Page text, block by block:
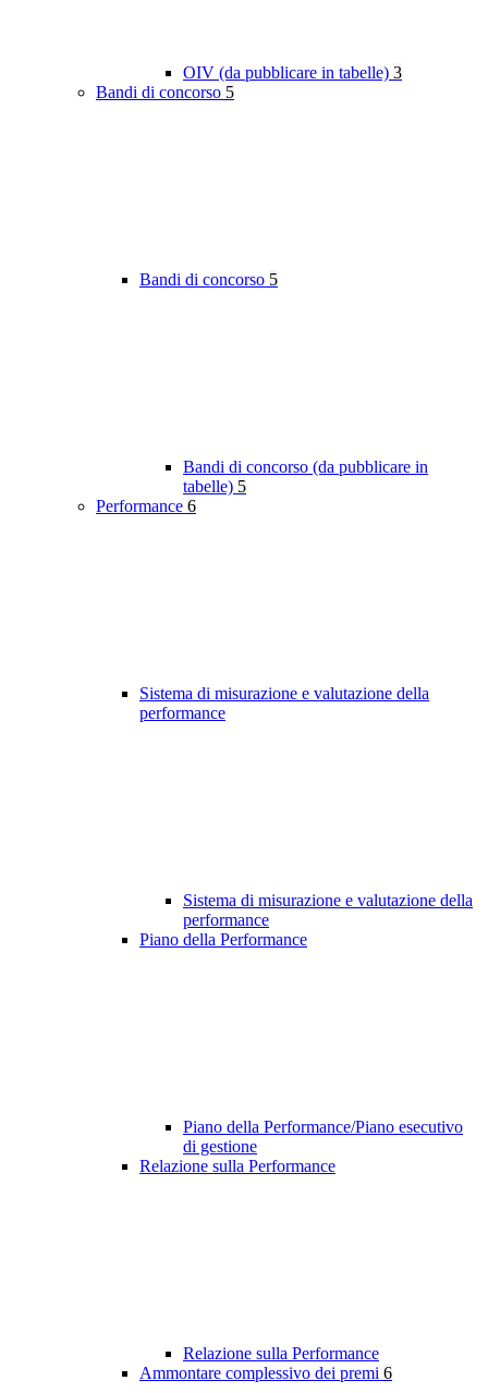
OIV (da pubblicare in tabelle) 3
Bandi di concorso 5
Bandi di concorso 5
Bandi di concorso (da pubblicare in
tabelle) 5
Performance 6
Sistema di misurazione e valutazione della
performance
Sistema di misurazione e valutazione della
performance
Piano della Performance
Piano della Performance/Piano esecutivo
di gestione
Relazione sulla Performance
Relazione sulla Performance
Ammontare complessivo dei premi 6